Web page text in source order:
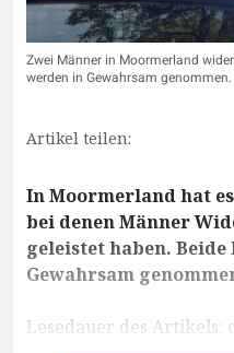
Zwei Männer in Moormerland
werden in Gewahrsam
Artikel teilen:
In Moormerland hat
bei denen Männer
geleistet haben.
Gewahrsam
Lesedauer des Artikels: